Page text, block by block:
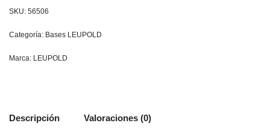
SKU: 56506
Categoría: Bases LEUPOLD
Marca: LEUPOLD
Descripción Valoraciones (0)